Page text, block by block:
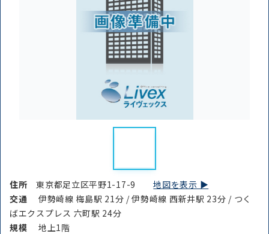
住所東京都足立区平野1-17-9地図を表示 ▶︎
交通
伊勢崎線 梅島駅 21分 / 伊勢崎線 西新井駅 23分 / つく
ばエクスプレス 六町駅 24分
規模
地上1階